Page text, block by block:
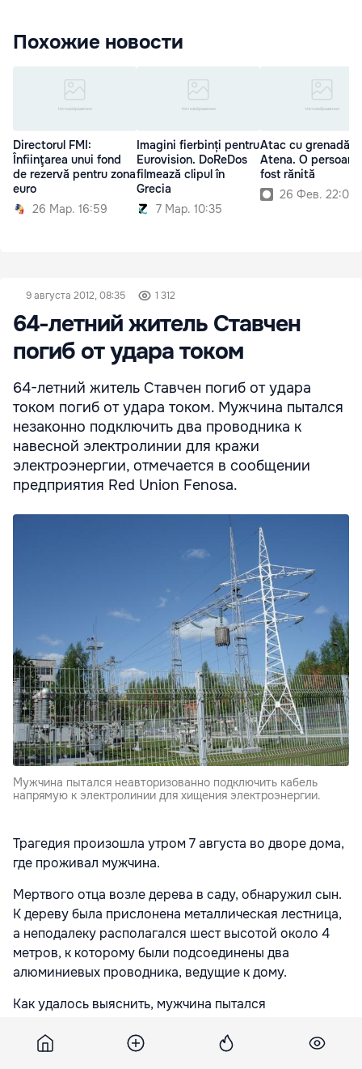
Похожие новости
Directorul FMI:
Înfiinţarea unui fond
de rezervă pentru zona
euro
26 Мар. 16:59
Imagini fierbinți pentru
Eurovision. DoReDos
filmează clipul în
Grecia
7 Мар. 10:35
Atac cu grenadă în
Atena. O
fost rănită
26 Фев. 22:00
9 августа 2012, 08:35 1 312
64-летний житель Ставчен
погиб от удара током
64-летний житель Ставчен погиб от удара
током погиб от удара током. Мужчина пытался
незаконно подключить два проводника к
навесной электролинии для кражи
электроэнергии, отмечается в сообщении
предприятия Red Union Fenosa.
Мужчина пытался неавторизованно подключить кабель
напрямую к электролинии для хищения электроэнергии.
Трагедия произошла утром 7 августа во дворе дома,
где проживал мужчина.
Мертвого отца возле дерева в саду, обнаружил сын.
К дереву была прислонена металлическая лестница,
а неподалеку располагался шест высотой около 4
метров, к которому были подсоединены два
алюминиевых проводника, ведущие к дому.
Как удалось выяснить, мужчина пытался
электролинии для хищения электроэнергии. Врачи